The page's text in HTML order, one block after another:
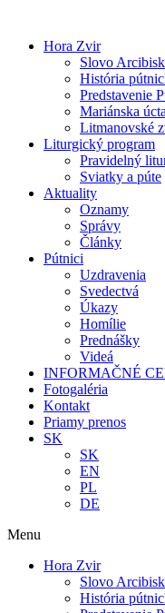
obsah
Hora Zvir
Slovo
História
Predstavenie
Mariánska úcta
Litmanovské
Liturgický program
Pravidelný
Sviatky a púte
Aktuality
Oznamy
Správy
Články
Pútnici
Uzdravenia
Svedectvá
Úkazy
Homílie
Prednášky
Videá
INFORMAČNÉ
Fotogaléria
Kontakt
Priamy prenos
SK
SK
EN
PL
DE
Menu
Hora Zvir
Slovo
História